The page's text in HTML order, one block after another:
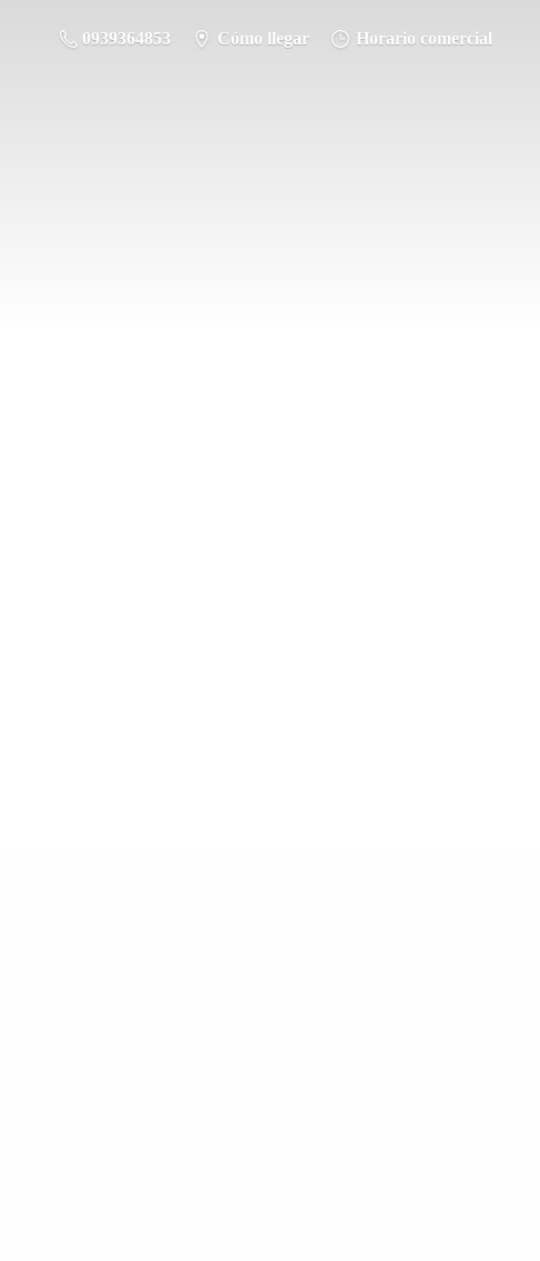
0939364853 Cómo llegar Horario comercial